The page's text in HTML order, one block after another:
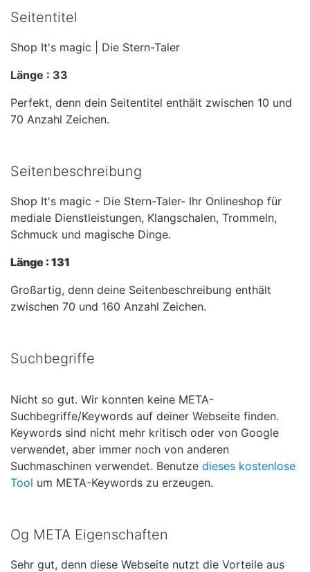
Seitentitel
Shop It's magic | Die Stern-Taler
Länge : 33
Perfekt, denn dein Seitentitel enthält zwischen 10 und
70 Anzahl Zeichen.
Seitenbeschreibung
Shop It's magic - Die Stern-Taler- Ihr Onlineshop für
mediale Dienstleistungen, Klangschalen, Trommeln,
Schmuck und magische Dinge.
Länge : 131
Großartig, denn deine Seitenbeschreibung enthält
zwischen 70 und 160 Anzahl Zeichen.
Suchbegriffe
Nicht so gut. Wir konnten keine META-
Suchbegriffe/Keywords auf deiner Webseite finden.
Keywords sind nicht mehr kritisch oder von Google
verwendet, aber immer noch von anderen
Suchmaschinen verwendet. Benutze dieses kostenlose
Tool um META-Keywords zu erzeugen.
Og META Eigenschaften
Sehr gut, denn diese Webseite nutzt die Vorteile aus